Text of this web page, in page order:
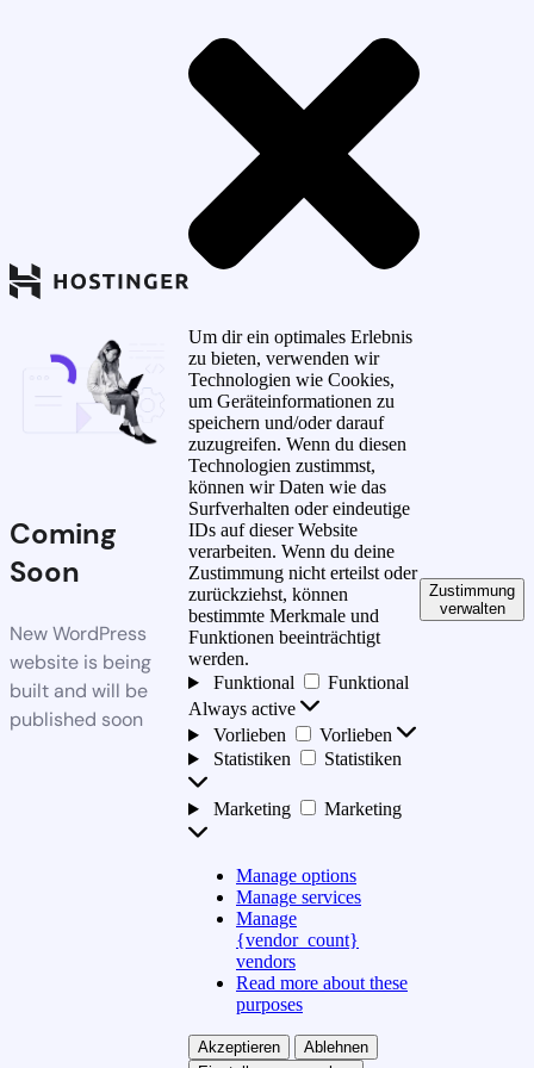
Coming
Soon
New WordPress
website is being
built and will be
published soon
Um dir ein optimales Erlebnis
zu bieten, verwenden wir
Technologien wie Cookies,
um Geräteinformationen zu
speichern und/oder darauf
zuzugreifen. Wenn du diesen
Technologien zustimmst,
können wir Daten wie das
Surfverhalten oder eindeutige
IDs auf dieser Website
verarbeiten. Wenn du deine
Zustimmung nicht erteilst oder
zurückziehst, können
bestimmte Merkmale und
Funktionen beeinträchtigt
werden.
Funktional
Funktional
Always active
Vorlieben
Vorlieben
Statistiken
Statistiken
Marketing Marketing
Manage options
Manage services
Manage
{vendor_count}
vendors
Read more about these
purposes
Akzeptieren
Ablehnen
Zustimmung
verwalten